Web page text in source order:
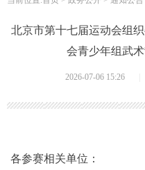
北京市第十七届运动会组
会青少年组武
2026-07-06 15:26
各参赛相关单位：